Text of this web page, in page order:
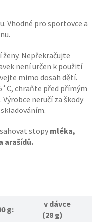
Vhodné pro sportovce a
Nepřekračujte
není určen k použití
mimo dosah dětí.
chraňte před přímým
neručí za škody
stopy mléka,
arašídů.
g:
v dávce
(28 g)